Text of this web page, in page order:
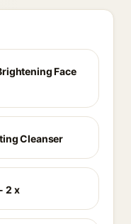
Face
Cleanser
2 x